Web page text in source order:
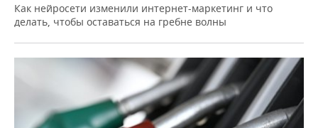
Как нейросети изменили интернет-маркетинг и что
делать, чтобы оставаться на гребне волны